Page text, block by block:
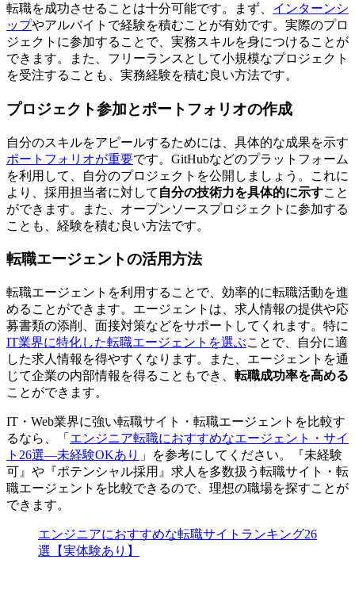
転職を成功させることは十分可能です。まず、 インターンシ
ップやアルバイトで経験を積むことが有効です。実際のプロ
ジェクトに参加することで、 実務スキルを身につけることが
できます。
また、フリーランスとして小規模なプロジェクト
を受注することも、実務経験を積む良い方法です。
プロジェクト参加とポートフォリオの作成
自分のスキルをアピールするためには、具体的な成果を示す
ポートフォリオが重要です。GitHubなどのプラットフォーム
を利用して、自分のプロジェクトを公開しましょう。これに
より、採用担当者に対して 自分の技術力を具体的に示すこと
ができます。また、オープンソースプロジェクトに参加する
ことも、経験を積む良い方法です。
転職エージェントの活用方法
転職エージェントを利用することで、 効率的に転職活動を進
めることができます。 エージェントは、求人情報の提供や応
募書類の添削、面接対策などをサポートしてくれます。特に
IT業界に特化した転職エージェントを選ぶことで、自分に適
した求人情報を得やすくなります。また、エージェントを通
じて企業の内部情報を得ることもでき、 転職成功率を高める
ことができます。
IT・Web業界に強い転職サイト・転職エージェントを比較す
るなら、「 エンジニア転職におすすめなエージェント・サイ
ト26選―未経験OKあり 」を参考にしてください。『未経験
可』や『ポテンシャル採用』求人を多数扱う転職サイト・転
職エージェントを比較できるので、理想の職場を探すことが
できます。
エンジニアにおすすめな転職サイトランキング26
選【実体験あり】